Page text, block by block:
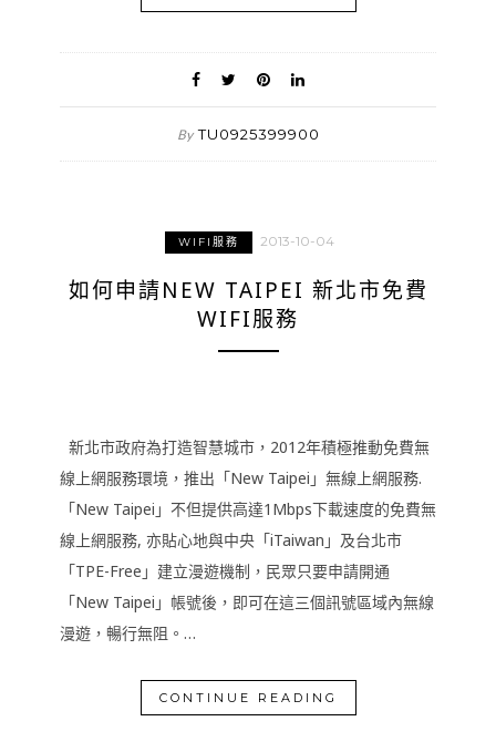
By TU0925399900
WIFI服務 2013-10-04
如何申請NEW TAIPEI 新北市免費
WIFI服務
新北市政府為打造智慧城市，2012年積極推動免費無
線上網服務環境，推出「New Taipei」無線上網服務.
「New Taipei」不但提供高達1Mbps下載速度的免費無
線上網服務, 亦貼心地與中央「iTaiwan」及台北市
「TPE-Free」建立漫遊機制，民眾只要申請開通
「New Taipei」帳號後，即可在這三個訊號區域內無線
漫遊，暢行無阻。…
CONTINUE READING